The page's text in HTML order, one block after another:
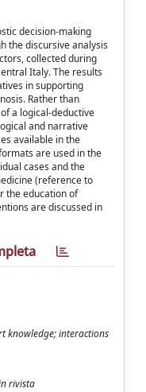
decision-making
the discursive analysis
collected during
Italy. The results
in supporting
Rather than
a logical-deductive
and narrative
available in the
are used in the
cases and the
(reference to
the education of
are discussed in
knowledge; interactions
rivista